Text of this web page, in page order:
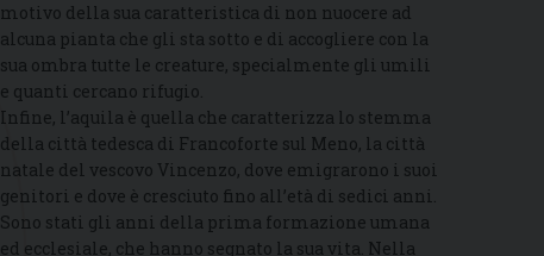
motivo della sua caratteristica di non nuocere ad
alcuna pianta che gli sta sotto e di accogliere con la
sua ombra tutte le creature, specialmente gli umili
e quanti cercano rifugio.
Infine, l’aquila è quella che caratterizza lo stemma
della città tedesca di Francoforte sul Meno, la città
natale del vescovo Vincenzo, dove emigrarono i suoi
genitori e dove è cresciuto fino all’età di sedici anni.
Sono stati gli anni della prima formazione umana
ed ecclesiale, che hanno segnato la sua vita. Nella